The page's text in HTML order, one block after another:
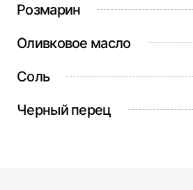
Розмарин
Оливковое масло
Соль
Черный перец